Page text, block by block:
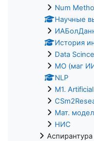
Num
Научные
История
Data
МО (маг
NLP
M1.
Мат.
НИС
Аспирантура